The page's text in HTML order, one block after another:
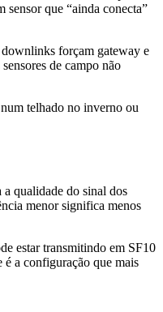
sensor que “ainda conecta”
forçam gateway e
de campo não
telhado no inverno ou
qualidade do sinal dos
menor significa menos
estar transmitindo em SF10
a configuração que mais